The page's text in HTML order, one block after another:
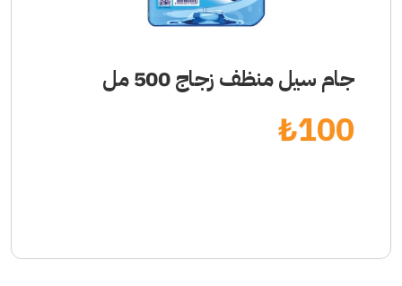
جام سيل منظف زجاج 500 مل
100
₺